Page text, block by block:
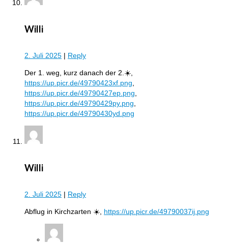
Willi
2. Juli 2025 | Reply
Der 1. weg, kurz danach der 2.☀️,
https://up.picr.de/49790423xf.png
https://up.picr.de/49790427ep.png
https://up.picr.de/49790429py.png
https://up.picr.de/49790430yd.png
Willi
2. Juli 2025 | Reply
Abflug in Kirchzarten ☀️, https://up.picr.de/49790037ij.png